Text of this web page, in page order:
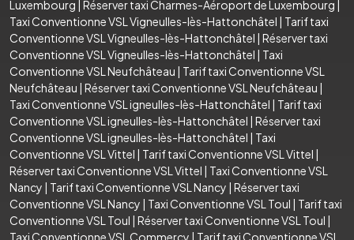
Luxembourg | Réserver taxi Charmes-Aéroport de Luxembourg |
Taxi Conventionne VSL Vigneulles-lès-Hattonchâtel | Tarif taxi
Conventionne VSL Vigneulles-lès-Hattonchâtel | Réserver taxi
Conventionne VSL Vigneulles-lès-Hattonchâtel | Taxi
Conventionne VSL Neufchâteau | Tarif taxi Conventionne VSL
Neufchâteau | Réserver taxi Conventionne VSL Neufchâteau |
Taxi Conventionne VSL igneulles-lès-Hattonchâtel | Tarif taxi
Conventionne VSL igneulles-lès-Hattonchâtel | Réserver taxi
Conventionne VSL igneulles-lès-Hattonchâtel | Taxi
Conventionne VSL Vittel | Tarif taxi Conventionne VSL Vittel |
Réserver taxi Conventionne VSL Vittel | Taxi Conventionne VSL
Nancy | Tarif taxi Conventionne VSL Nancy | Réserver taxi
Conventionne VSL Nancy | Taxi Conventionne VSL Toul | Tarif taxi
Conventionne VSL Toul | Réserver taxi Conventionne VSL Toul |
Taxi Conventionne VSL Commercy | Tarif taxi Conventionne VSL